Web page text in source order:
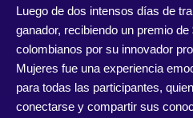
Luego de dos intensos días de
ganador, recibiendo un premio
colombianos por su innovador
Mujeres fue una experiencia
para todas las participantes,
conectarse y compartir sus